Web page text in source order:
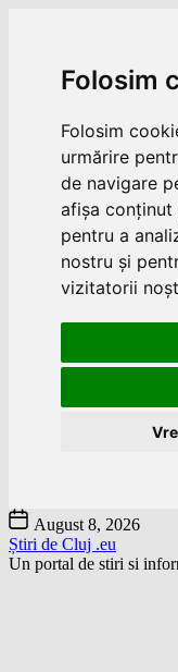
Folosim
Folosim
urmărire
de navigare
afișa conținut
pentru a
nostru și
vizitatorii
Skip
to
the
content
August 8, 2026
Știri de Cluj .eu
Un portal de stiri si